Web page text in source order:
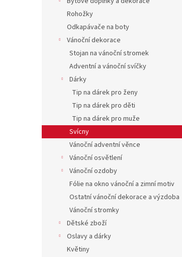
Rohožky
Odkapávače na boty
Vánoční dekorace
Stojan na vánoční stromek
Adventní a vánoční svíčky
Dárky
Tip na dárek pro ženy
Tip na dárek pro děti
Tip na dárek pro muže
Svícny
Vánoční adventní věnce
Vánoční osvětlení
Vánoční ozdoby
Fólie na okno vánoční a zimní motiv
Ostatní vánoční dekorace a výzdoba
Vánoční stromky
Dětské zboží
Oslavy a dárky
Květiny